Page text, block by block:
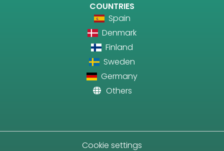
COUNTRIES
Spain
Denmark
Finland
Sweden
Germany
Others
Cookie settings